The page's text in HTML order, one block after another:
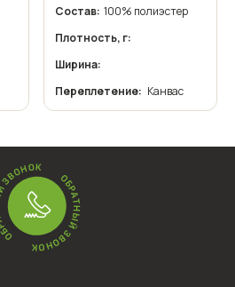
Состав:100% полиэстер
Плотность, г:
Ширина:
Переплетение: Канвас